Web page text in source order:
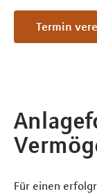
Termin
Für einen